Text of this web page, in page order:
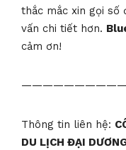
thắc mắc xin gọi số
vấn chi tiết hơn.
cảm ơn!
Thông tin liên hệ:
DU LỊCH ĐẠI